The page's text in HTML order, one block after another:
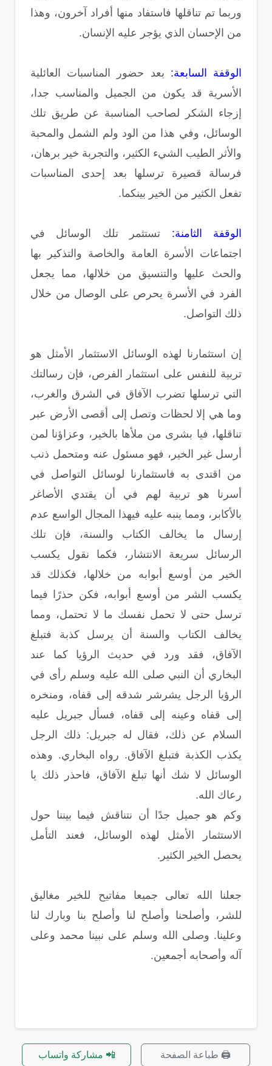
وربما تم تناقلها فاستفاد منها أفراد آخرون، وهذا
من الإحسان الذي يؤجر عليه الإنسان.
الوقفة السابعة: بعد حضور المناسبات العائلية
الأسرية قد يكون من الجميل والمناسب جدا،
إزجاء الشكر لصاحب المناسبة عن طريق تلك
الوسائل، وفي هذا من الود ولم الشمل والمحبة
والأثر الطيب الشيء الكثير، والتجربة خير برهان،
فرسالة قصيرة ترسلها بعد إحدى المناسبات
تفعل الكثير من الخير بينكما.
الوقفة الثامنة: تستثمر تلك الوسائل في
اجتماعات الأسرة العامة والخاصة والتذكير بها
والحث عليها والتنسيق من خلالها، مما يجعل
الفرد في الأسرة يحرص على الوصال من خلال
ذلك التواصل.
إن استثمارنا لهذه الوسائل الاستثمار الأمثل هو
تربية للنفس على استثمار الفرص، فإن رسالتك
التي ترسلها تضرب الآفاق في الشرق والغرب،
وما هي إلا لحظات وتصل إلى أقصى الأرض عبر
تناقلها، فيا بشرى من ملأها بالخير، وعزاؤنا لمن
أرسل غير الخير، فهو مسئول عنه ومتحمل ذنب
من اقتدى به فاستثمارنا لوسائل التواصل في
أسرنا هو تربية لهم في أن يقتدي الأصاغر
بالأكابر، ومما ينبه عليه فيهذا المجال الواسع عدم
إرسال ما يخالف الكتاب والسنة، فإن تلك
الرسائل سريعة الانتشار، فكما نقول يكسب
الخير من أوسع أبوابه من خلالها، فكذلك قد
يكسب الشر من أوسع أبوابه، فكن حذرًا فيما
ترسل حتى لا تحمل نفسك ما لا تحتمل، ومما
يخالف الكتاب والسنة أن يرسل كذبة فتبلغ
الآفاق، فقد ورد في حديث الرؤيا كما عند
البخاري أن النبي صلى الله عليه وسلم رأى في
الرؤيا الرجل يشرشر شدقه إلى قفاه، ومنخره
إلى قفاه وعينه إلى قفاه، فسأل جبريل عليه
السلام عن ذلك، فقال له جبريل: ذلك الرجل
يكذب الكذبة فتبلغ الآفاق. رواه البخاري. وهذه
الوسائل لا شك أنها تبلغ الآفاق، فاحذر ذلك يا
رعاك الله.
وكم هو جميل جدًا أن نتناقش فيما بيننا حول
الاستثمار الأمثل لهذه الوسائل، فعند التأمل
يحصل الخير الكثير.
جعلنا الله تعالى جميعا مفاتيح للخير مغاليق
للشر، وأصلحنا وأصلح لنا وأصلح بنا وبارك لنا
وعلينا. وصلى الله وسلم على نبينا محمد وعلى
آله وأصحابه أجمعين.
🖨️ طباعة الصفحة 📲 مشاركة واتساب